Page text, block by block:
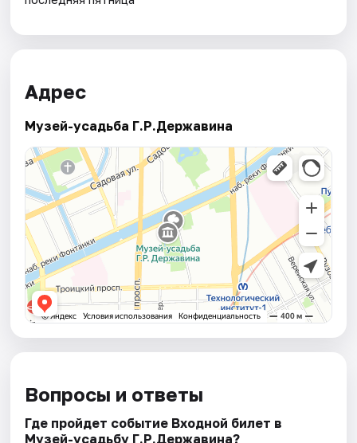
Адрес
Музей-усадьба Г.Р.Державина
Вопросы и ответы
Где пройдет событие Входной билет в
Музей-усадьбу Г.Р.Державина?